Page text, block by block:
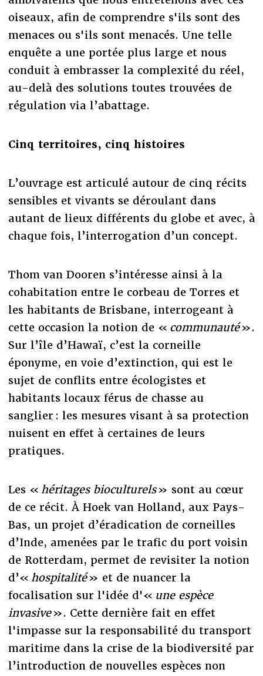
oiseaux, afin de comprendre s'ils sont des
menaces ou s'ils sont menacés. Une telle
enquête a une portée plus large et nous
conduit à embrasser la complexité du réel,
au-delà des solutions toutes trouvées de
régulation via l’abattage.
Cinq territoires, cinq histoires
L’ouvrage est articulé autour de cinq récits
sensibles et vivants se déroulant dans
autant de lieux différents du globe et avec, à
chaque fois, l’interrogation d’un concept.
Thom van Dooren s’intéresse ainsi à la
cohabitation entre le corbeau de Torres et
les habitants de Brisbane, interrogeant à
cette occasion la notion de « communauté».
Sur l’île d’Hawaï, c’est la corneille
éponyme, en voie d’extinction, qui est le
sujet de conflits entre écologistes et
habitants locaux férus de chasse au
sanglier : les mesures visant à sa protection
nuisent en effet à certaines de leurs
pratiques.
Les « héritages bioculturels» sont au cœur
de ce récit. À Hoek van Holland, aux Pays-
Bas, un projet d’éradication de corneilles
d’Inde, amenées par le trafic du port voisin
de Rotterdam, permet de revisiter la notion
d’« hospitalité» et de nuancer la
focalisation sur l'idée d'« une espèce
invasive». Cette dernière fait en effet
l'impasse sur la responsabilité du transport
maritime dans la crise de la biodiversité par
l’introduction de nouvelles espèces non